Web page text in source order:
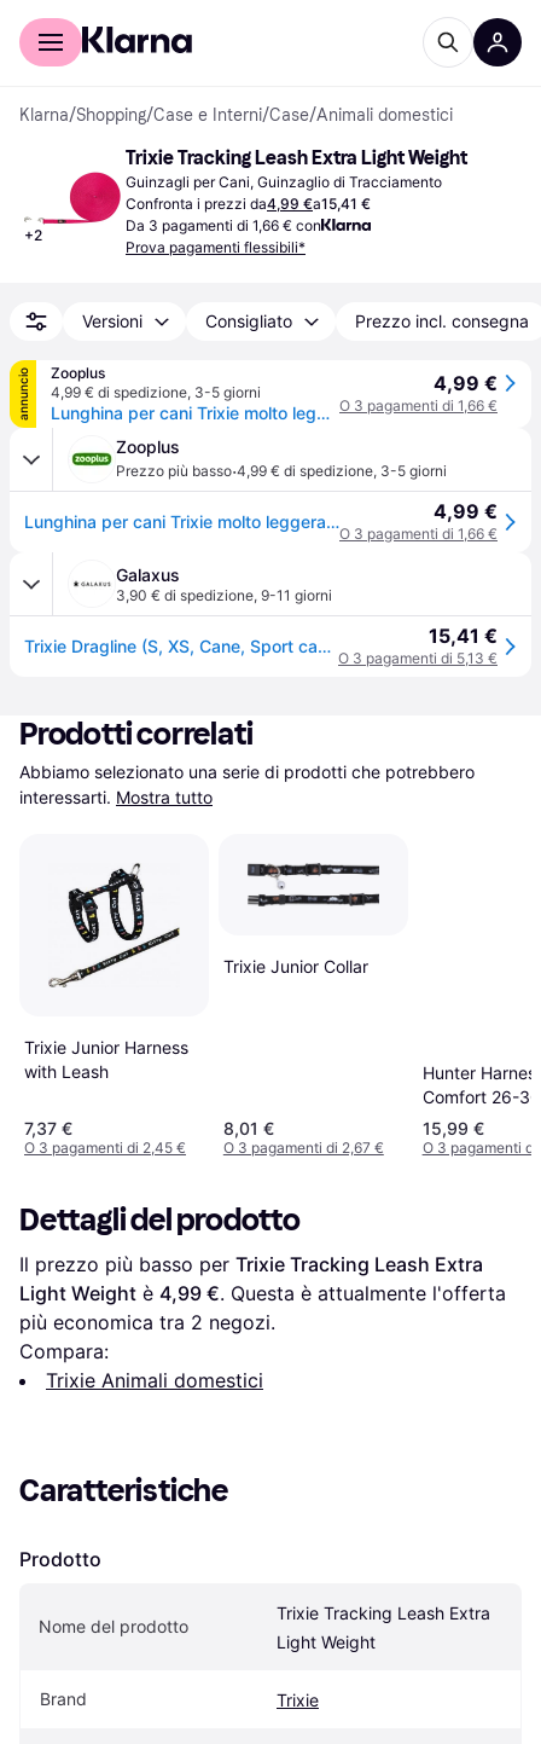
Per il tuo shopping
Klarna/Shopping/Case e Interni/Case/Animali domestici
+2
Trixie Tracking Leash Extra Light Weight
Guinzagli per Cani, Guinzaglio di Tracciamento
Confronta i prezzi da4,99 €a15,41 €
Da 3 pagamenti di 1,66 € con
Prova pagamenti flessibili*
Versioni Consigliato Prezzo incl. consegna
annuncio
Zooplus
4,99 € di spedizione, 3-5 giorni
Lunghina per cani Trixie molto leggera grigia - L 10 m x H 1 cm
4,99 €
O 3 pagamenti di 1,66 €
Zooplus
Prezzo più basso·4,99 € di spedizione, 3-5 giorni
Lunghina per cani Trixie molto leggera grigia - L 10 m x H 1 cm 4,99 €
O 3 pagamenti di 1,66 €
Galaxus
3,90 € di spedizione, 9-11 giorni
Trixie Dragline (S, XS, Cane, Sport cane), Collare + Guinzaglio 15,41 €
O 3 pagamenti di 5,13 €
Prodotti correlati
Abbiamo selezionato una serie di prodotti che potrebbero
interessarti. Mostra tutto
Trixie Junior Harness
with Leash
7,37 €
O 3 pagamenti di 2,45 €
Trixie Junior Collar
8,01 €
O 3 pagamenti di 2,67 €
Hunter
Comfort 26-
15,99 €
O 3 pagamenti
Dettagli del prodotto
Il prezzo più basso per Trixie Tracking Leash Extra
Light Weight è 4,99 €. Questa è attualmente l'offerta
più economica tra 2 negozi.
Compara:
Trixie Animali domestici
Caratteristiche
Prodotto
Nome del prodotto
Trixie Tracking Leash Extra
Light Weight
Brand Trixie